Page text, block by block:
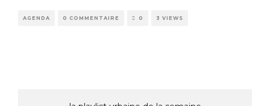
AGENDA 0 COMMENTAIRE 0 3 VIEWS